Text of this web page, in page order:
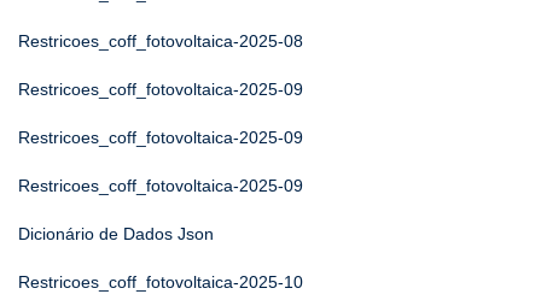
Restricoes_coff_fotovoltaica-2025-08
Restricoes_coff_fotovoltaica-2025-09
Restricoes_coff_fotovoltaica-2025-09
Restricoes_coff_fotovoltaica-2025-09
Dicionário de Dados Json
Restricoes_coff_fotovoltaica-2025-10